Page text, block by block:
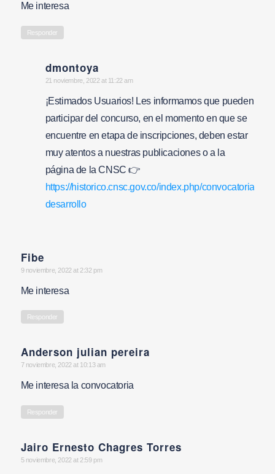
Me interesa
Responder
dmontoya
says:
21 noviembre, 2022 at 11:22 am
¡Estimados Usuarios! Les informamos que pueden
participar del concurso, en el momento en que se
encuentre en etapa de inscripciones, deben estar
muy atentos a nuestras publicaciones o a la
página de la CNSC 👉
https://historico.cnsc.gov.co/index.php/convocatorias/en-
desarrollo
Fibe
says:
9 noviembre, 2022 at 2:32 pm
Me interesa
Responder
Anderson julian pereira
says:
7 noviembre, 2022 at 10:13 am
Me interesa la convocatoria
Responder
Jairo Ernesto Chagres Torres
says:
5 noviembre, 2022 at 2:59 pm